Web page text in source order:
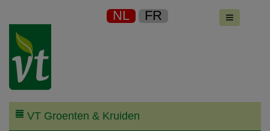
NL FR
VT Groenten & Kruiden